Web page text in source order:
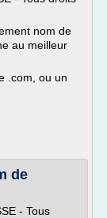
nom de
au meilleur
.com, ou un
de
- Tous